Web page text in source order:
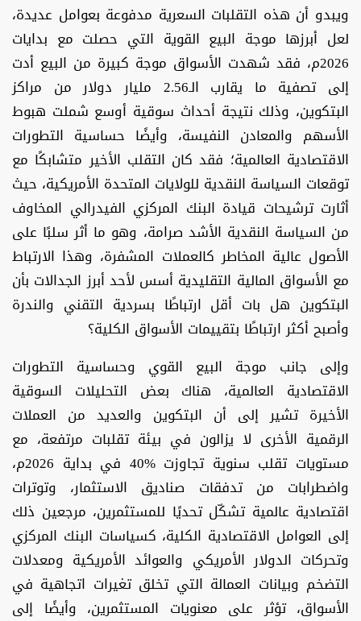
ويبدو أن هذه التقلبات السعرية مدفوعة بعوامل عديدة،
لعل أبرزها موجة البيع القوية التي حصلت مع بدايات
2026م، فقد شهدت الأسواق موجة كبيرة من البيع أدت
إلى تصفية ما يقارب الـ2.56 مليار دولار من مراكز
البتكوين، وذلك نتيجة أحداث سوقية أوسع شملت هبوط
الأسهم والمعادن النفيسة، وأيضًا حساسية التطورات
الاقتصادية العالمية؛ فقد كان التقلب الأخير متشابكًا مع
توقعات السياسة النقدية للولايات المتحدة الأمريكية، حيث
أثارت ترشيحات قيادة البنك المركزي الفيدرالي المخاوف
من السياسة النقدية الأشد صرامة، وهو ما أثر سلبًا على
الأصول عالية المخاطر كالعملات المشفرة، وهذا الارتباط
مع الأسواق المالية التقليدية أسس لأحد أبرز الجدالات بأن
البتكوين هل بات أقل ارتباطًا بسردية التقني والندرة
وأصبح أكثر ارتباطًا بتقييمات الأسواق الكلية؟
وإلى جانب موجة البيع القوي وحساسية التطورات
الاقتصادية العالمية، هناك بعض التحليلات السوقية
الأخيرة تشير إلى أن البتكوين والعديد من العملات
الرقمية الأخرى لا يزالون في بيئة تقلبات مرتفعة، مع
مستويات تقلب سنوية تجاوزت %40 في بداية 2026م،
واضطرابات من تدفقات صناديق الاستثمار، وتوترات
اقتصادية عالمية تشكّل تحديًا للمستثمرين، مرجعين ذلك
إلى العوامل الاقتصادية الكلية، كسياسات البنك المركزي
وتحركات الدولار الأمريكي والعوائد الأمريكية ومعدلات
التضخم وبيانات العمالة التي تخلق تغيرات اتجاهية في
الأسواق، تؤثر على معنويات المستثمرين، وأيضًا إلى